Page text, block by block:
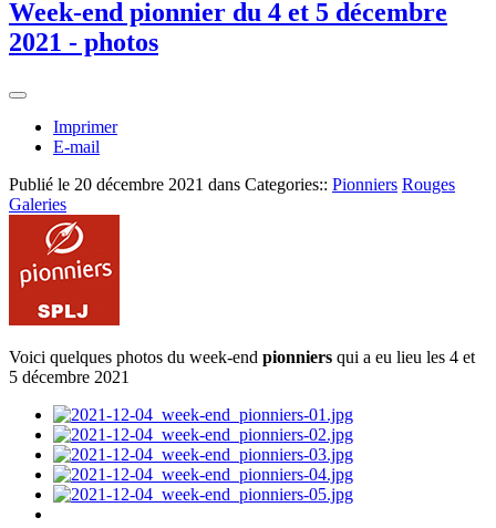
Week-end pionnier du 4 et 5 décembre
2021 - photos
Imprimer
E-mail
Publié le 20 décembre 2021 dans Categories:: Pionniers Rouges
Galeries
Voici quelques photos du week-end pionniers qui a eu lieu les 4 et
5 décembre 2021